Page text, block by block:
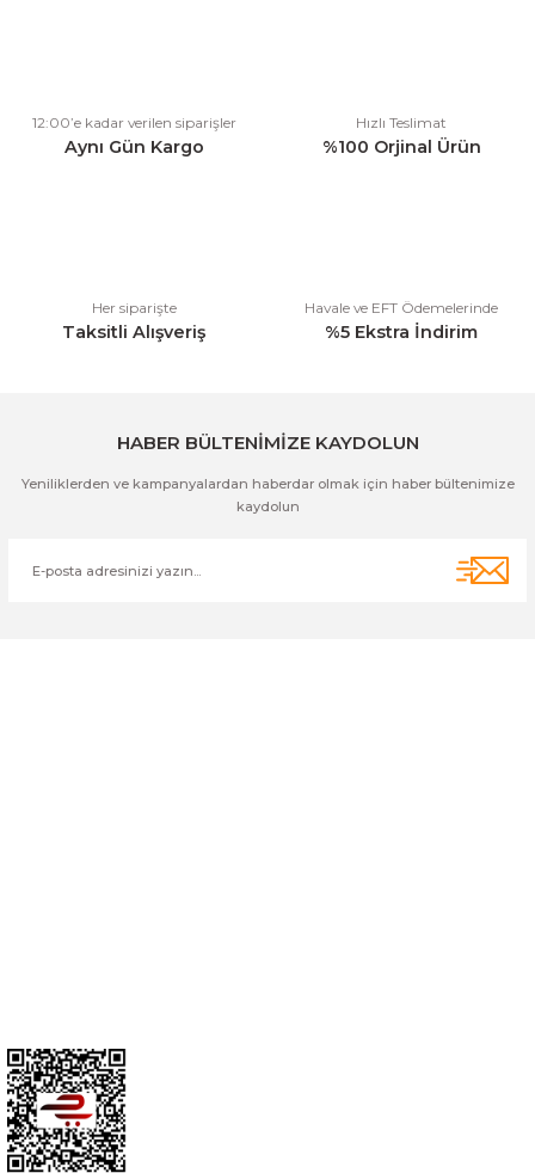
Ürün açıklamasında eksik bilgiler bulunuyor.
Ürün bilgilerinde hatalar bulunuyor.
12:00’e kadar verilen siparişler
Aynı Gün Kargo
Hızlı Teslimat
%100 Orjinal Ürün
Her siparişte
Taksitli Alışveriş
Havale ve EFT Ödemelerinde
%5 Ekstra İndirim
HABER BÜLTENİMİZE KAYDOLUN
Yeniliklerden ve kampanyalardan haberdar olmak için haber bültenimize
kaydolun